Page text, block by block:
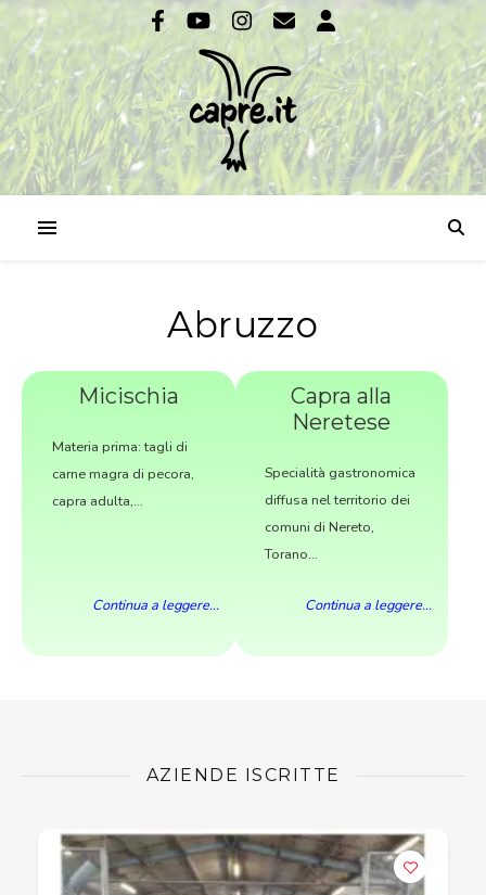
Abruzzo
Micischia
Materia prima: tagli di
carne magra di pecora,
capra adulta,...
Continua a leggere...
Capra alla
Neretese
Specialità gastronomica
diffusa nel territorio dei
comuni di Nereto,
Torano...
Continua a leggere...
AZIENDE ISCRITTE